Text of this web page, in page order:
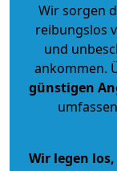
Wir sorgen
reibungslos
und
ankommen.
günstigen
Wir legen